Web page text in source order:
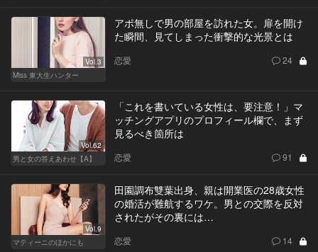
Vol.3
Miss 東大生ハンター
アポ無しで男の部屋を訪れた女。扉を開け
た瞬間、見てしまった衝撃的な光景とは
恋愛 24
Vol.62
男と女の答えあわせ【A】
「これを書いている女性は、要注意！」マ
ッチングアプリのプロフィール欄で、まず
見るべき箇所は
恋愛 91
Vol.9
マティーニのほかにも
田園調布雙葉出身、親は開業医の28歳女性
の婚活が難航するワケ。男との交際を反対
されたがその裏には…
恋愛 14